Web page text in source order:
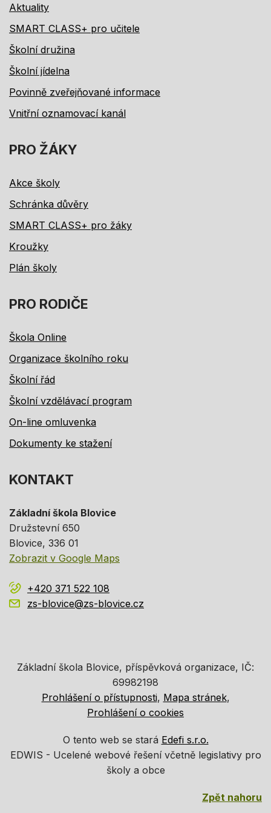
Aktuality
SMART CLASS+ pro učitele
Školní družina
Školní jídelna
Povinně zveřejňované informace
Vnitřní oznamovací kanál
PRO ŽÁKY
Akce školy
Schránka důvěry
SMART CLASS+ pro žáky
Kroužky
Plán školy
PRO RODIČE
Škola Online
Organizace školního roku
Školní řád
Školní vzdělávací program
On-line omluvenka
Dokumenty ke stažení
KONTAKT
Základní škola Blovice
Družstevní 650
Blovice, 336 01
Zobrazit v Google Maps
+420 371 522 108
zs-blovice@zs-blovice.cz
Základní škola Blovice, příspěvková organizace, IČ:
69982198
Prohlášení o přístupnosti Mapa stránek
Prohlášení o cookies
O tento web se stará Edefi s.r.o.
EDWIS - Ucelené webové řešení včetně legislativy pro
školy a obce
Zpět nahoru